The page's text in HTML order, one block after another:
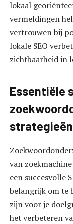
lokaal
vermeldingen
vertrouwen bij
lokale SEO
zichtbaarheid in
Essentiële
strategieën
van
een succesvolle
belangrijk om te
zijn voor je
het verbeteren